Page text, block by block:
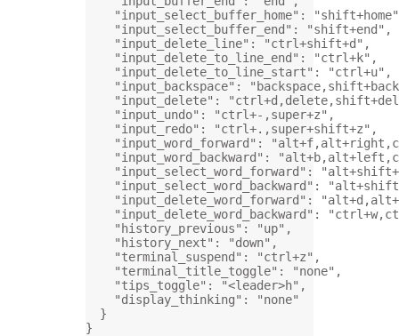
"input_select_buffer_home" :
"shift+home"
"input_select_buffer_end" : "shift+end" ,
"input_delete_line" : "ctrl+shift+d" ,
"input_delete_to_line_end" : "ctrl+k" ,
"input_delete_to_line_start" : "ctrl+u" ,
"input_backspace" :
"input_delete" :
"input_undo" : "ctrl+-,super+z" ,
"input_redo" : "ctrl+.,super+shift+z" ,
"input_word_forward" :
"input_word_backward" :
"input_select_word_forward" :
"input_select_word_backward" :
"input_delete_word_forward" :
"input_delete_word_backward" :
"history_previous" : "up" ,
"history_next" : "down" ,
"terminal_suspend" : "ctrl+z" ,
"terminal_title_toggle" : "none" ,
"tips_toggle" : "<leader>h" ,
"display_thinking" :
"none"
}
}